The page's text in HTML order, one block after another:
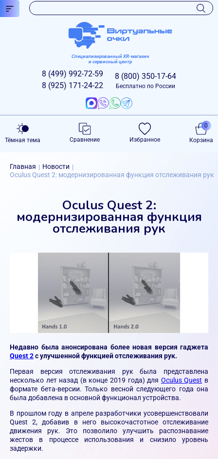
Специализированный XR-магазин
и сервисный центр
8 (499) 992-72-59
8 (925) 171-24-22
8 (800) 350-17-64
Бесплатно по России
Тёмная тема Сравнение Избранное Корзина
0
Главная | Новости |
Oculus Quest 2: модернизированная функция отслеживания рук
Oculus Quest 2:
модернизированная функция
отслеживания рук
Недавно была анонсирована более новая версия гаджета
Quest 2с улучшенной функцией отслеживания рук.
Первая версия отслеживания рук была представлена
несколько лет назад (в конце 2019 года) для Oculus Quest в
формате бета-версии. Только весной следующего года она
была добавлена в основной функционал устройства.
В прошлом году в апреле разработчики усовершенствовали
Quest 2, добавив в него высокочастотное отслеживание
движения рук. Это позволило улучшить распознавание
жестов в процессе использования и снизило уровень
задержки.